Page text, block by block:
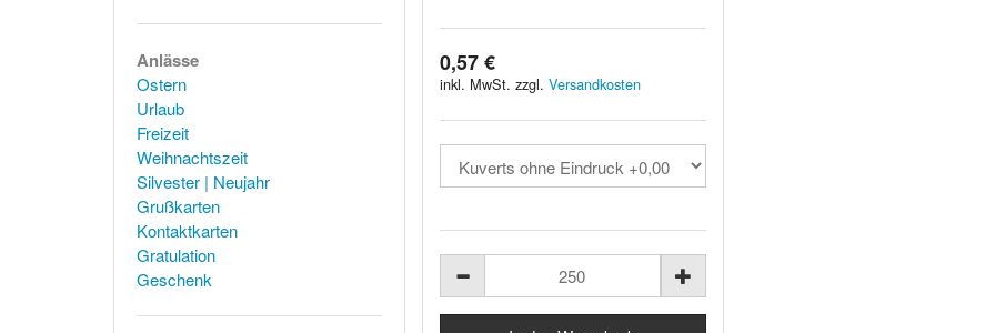
0,57 €
inkl. MwSt. zzgl. Versandkosten
Anlässe
Ostern
Urlaub
Freizeit
Weihnachtszeit
Silvester | Neujahr
Grußkarten
Kontaktkarten
Gratulation
Geschenk